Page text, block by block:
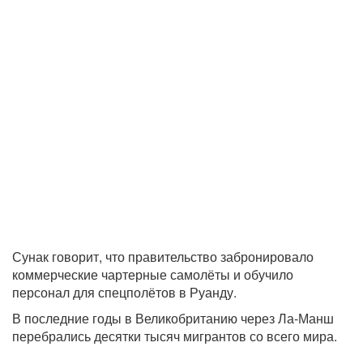
Сунак говорит, что правительство забронировало
коммерческие чартерные самолёты и обучило
персонал для спецполётов в Руанду.
В последние годы в Великобританию через Ла-Манш
перебрались десятки тысяч мигрантов со всего мира.